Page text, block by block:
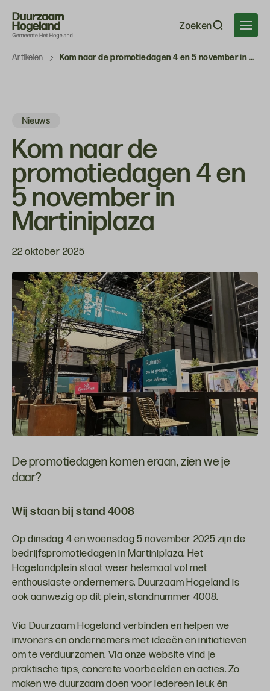
Navigatie
overslaan
Zoeken
Artikelen Kom naar de promotiedagen 4 en 5 november in Martiniplaza
Nieuws
Kom naar de
promotiedagen 4 en
5 november in
Martiniplaza
22 oktober 2025
De promotiedagen komen eraan, zien we je
daar?
Wij staan bij stand 4008
Op dinsdag 4 en woensdag 5 november 2025 zijn de
bedrijfspromotiedagen in Martiniplaza. Het
Hogelandplein staat weer helemaal vol met
enthousiaste ondernemers. Duurzaam Hogeland is
ook aanwezig op dit plein, standnummer 4008.
Via Duurzaam Hogeland verbinden en helpen we
inwoners en ondernemers met ideeën en initiatieven
om te verduurzamen. Via onze website vind je
praktische tips, concrete voorbeelden en acties. Zo
maken we duurzaam doen voor iedereen leuk én